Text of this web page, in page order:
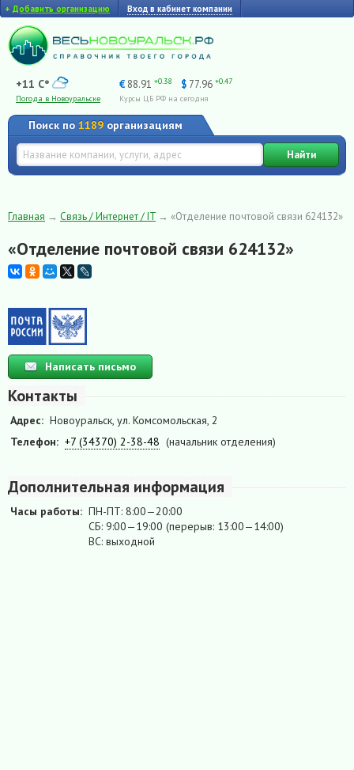
+ Добавить организацию Вход в кабинет компании
+11 C°
Погода в Новоуральске
€ 88.91 +0.38 $ 77.96 +0.47
Курсы ЦБ РФ на сегодня
Поиск по 1189 организациям
Найти
Главная → Связь / Интернет / IT → «Отделение почтовой связи 624132»
«Отделение почтовой связи 624132»
Написать письмо
Контакты
Адрес: Новоуральск, ул. Комсомольская, 2
Телефон: +7 (34370) 2-38-48 (начальник отделения)
Дополнительная информация
Часы работы: ПН-ПТ: 8:00—20:00
СБ: 9:00—19:00 (перерыв: 13:00—14:00)
ВС: выходной